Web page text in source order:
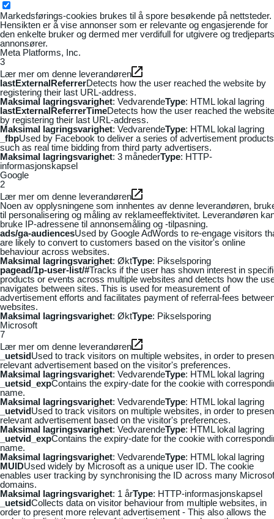
Markedsførings-cookies brukes til å spore besøkende på nettsteder.
Hensikten er å vise annonser som er relevante og engasjerende for
den enkelte bruker og dermed mer verdifull for utgivere og tredjeparts
annonsører.
Meta Platforms, Inc.
3
Lær mer om denne leverandøren
lastExternalReferrerDetects how the user reached the website by
registering their last URL-address.
Maksimal lagringsvarighet: VedvarendeType: HTML lokal lagring
lastExternalReferrerTimeDetects how the user reached the website
by registering their last URL-address.
Maksimal lagringsvarighet: VedvarendeType: HTML lokal lagring
_fbpUsed by Facebook to deliver a series of advertisement products
such as real time bidding from third party advertisers.
Maksimal lagringsvarighet: 3 månederType: HTTP-
informasjonskapsel
Google
2
Lær mer om denne leverandøren
Noen av opplysningene som innhentes av denne leverandøren,
til personalisering og måling av reklameeffektivitet. Leverandøren
bruke IP-adressene til annonsemåling og -tilpasning.
ads/ga-audiencesUsed by Google AdWords to re-engage visitors
are likely to convert to customers based on the visitor's online
behaviour across websites.
Maksimal lagringsvarighet: ØktType: Pikselsporing
pagead/1p-user-list/#Tracks if the user has shown interest in
products or events across multiple websites and detects how the
navigates between sites. This is used for measurement of
advertisement efforts and facilitates payment of referral-fees
websites.
Maksimal lagringsvarighet: ØktType: Pikselsporing
Microsoft
7
Lær mer om denne leverandøren
_uetsidUsed to track visitors on multiple websites, in order to
relevant advertisement based on the visitor's preferences.
Maksimal lagringsvarighet: VedvarendeType: HTML lokal lagring
_uetsid_expContains the expiry-date for the cookie with
name.
Maksimal lagringsvarighet: VedvarendeType: HTML lokal lagring
_uetvidUsed to track visitors on multiple websites, in order to
relevant advertisement based on the visitor's preferences.
Maksimal lagringsvarighet: VedvarendeType: HTML lokal lagring
_uetvid_expContains the expiry-date for the cookie with
name.
Maksimal lagringsvarighet: VedvarendeType: HTML lokal lagring
MUIDUsed widely by Microsoft as a unique user ID. The cookie
enables user tracking by synchronising the ID across many
domains.
Maksimal lagringsvarighet: 1 årType: HTTP-informasjonskapsel
_uetsidCollects data on visitor behaviour from multiple websites, in
order to present more relevant advertisement - This also allows the